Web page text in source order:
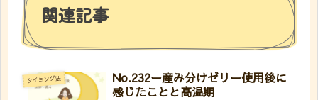
関連記事
タイミング法
No.232ー産み分けゼリー使用後に
感じたことと高温期